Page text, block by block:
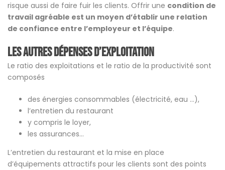
risque aussi de faire fuir les clients. Offrir une condition de
travail agréable est un moyen d’établir une relation
de confiance entre l’employeur et l’équipe.
Les autres dépenses d’exploitation
Le ratio des exploitations et le ratio de la productivité sont
composés
des énergies consommables (électricité, eau …),
l’entretien du restaurant
y compris le loyer,
les assurances…
L’entretien du restaurant et la mise en place
d’équipements attractifs pour les clients sont des points